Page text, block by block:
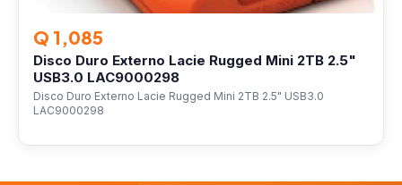
Q 1,085
Disco Duro Externo Lacie Rugged Mini 2TB 2.5"
USB3.0 LAC9000298
Disco Duro Externo Lacie Rugged Mini 2TB 2.5" USB3.0
LAC9000298